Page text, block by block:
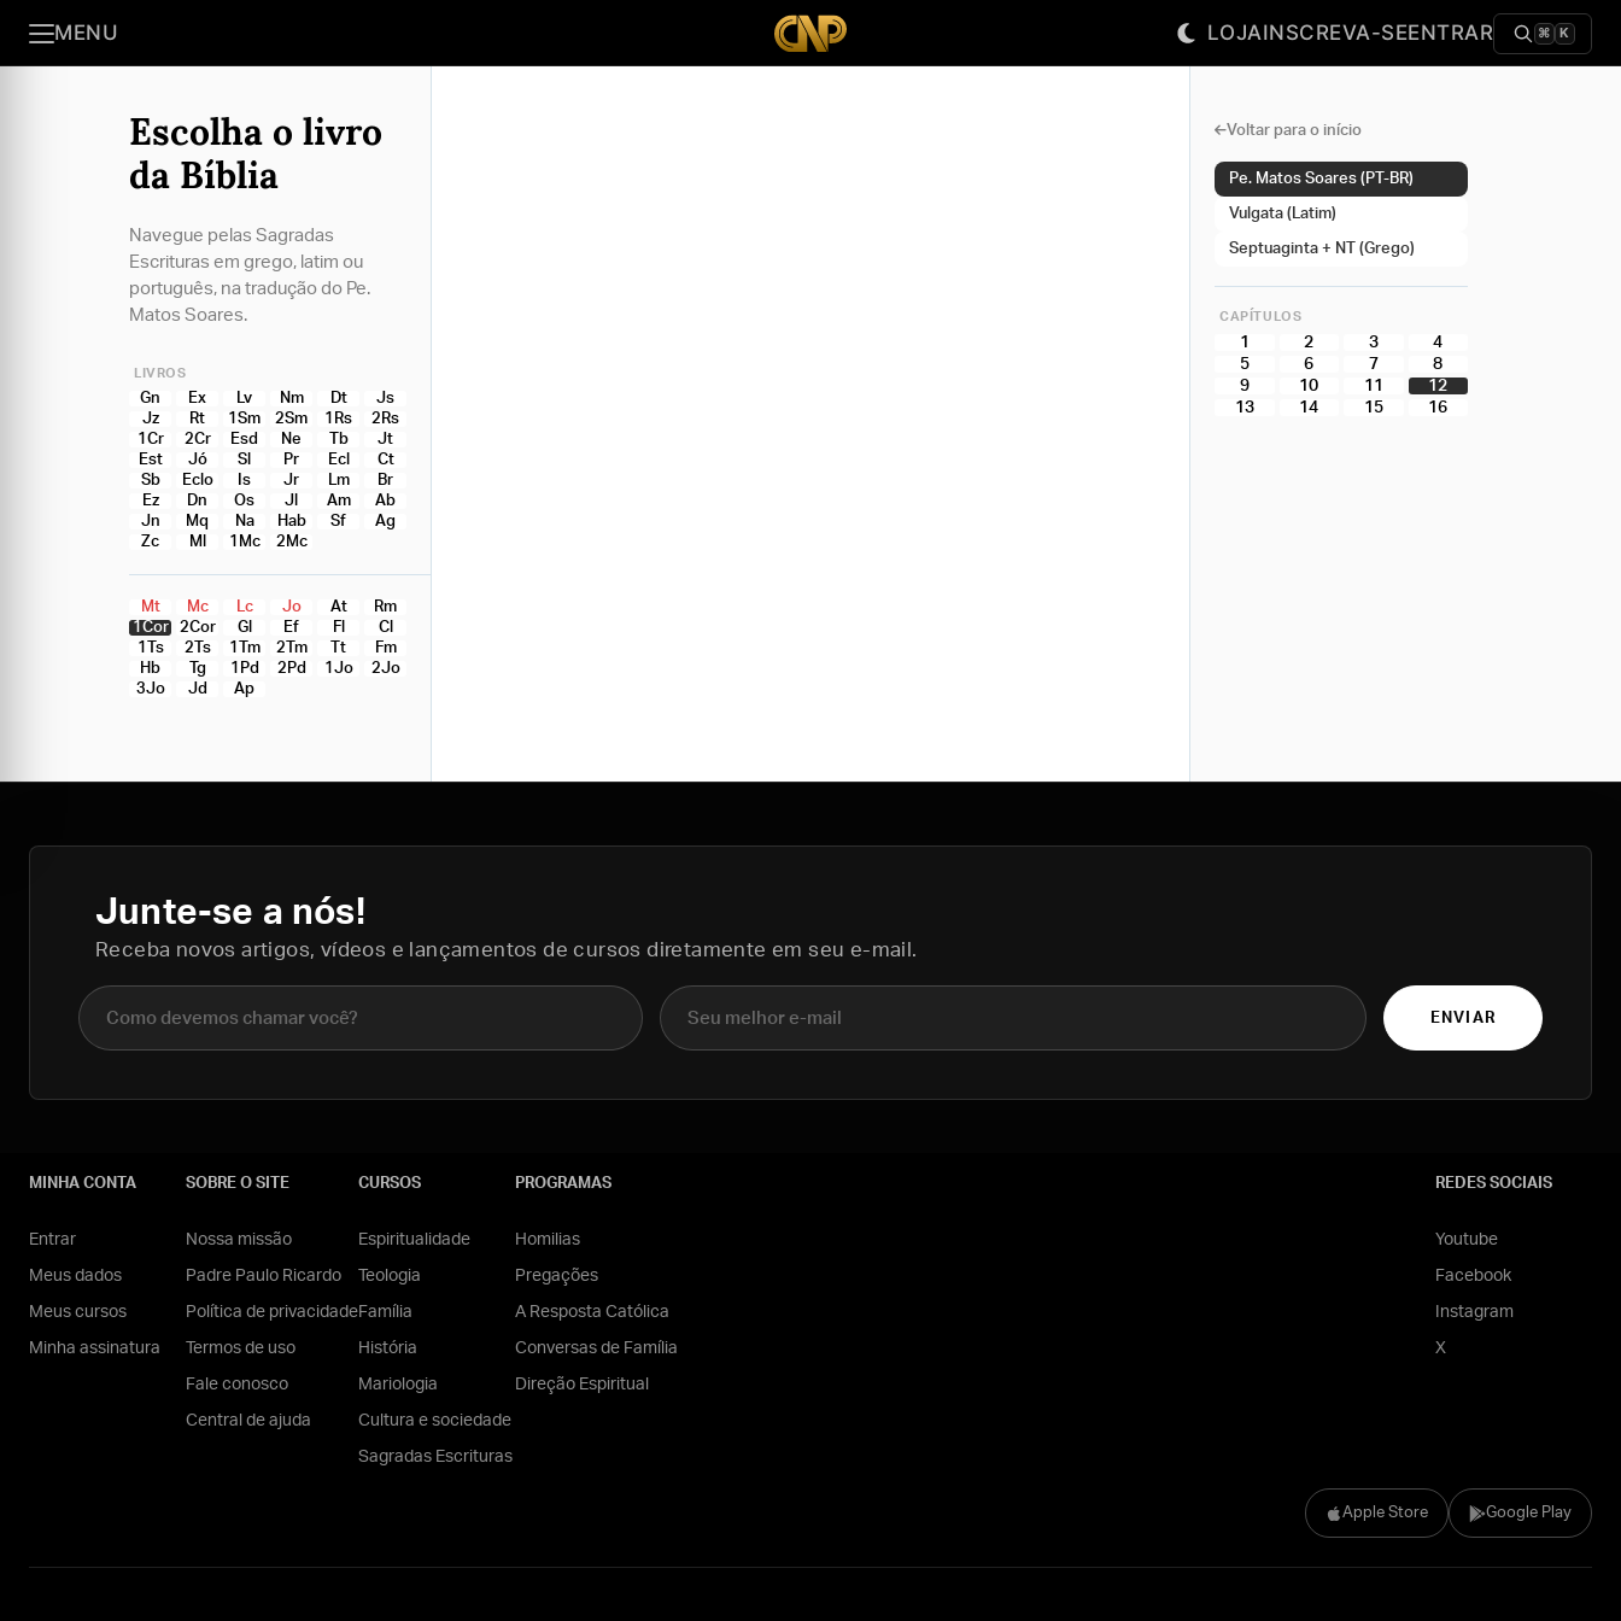
MENU LOJAINSCREVA-SEENTRAR ⌘ K
Escolha o livro
da Bíblia
Navegue pelas Sagradas
Escrituras em grego, latim ou
português, na tradução do Pe.
Matos Soares.
LIVROS
Gn Ex Lv Nm Dt
Js
Jz
Rt 1Sm 2Sm 1Rs
2Rs
1Cr
2Cr Esd Ne Tb
Jt
Est
Jó Sl Pr Ecl
Ct
Sb
Eclo Is Jr Lm
Br
Ez
Dn Os Jl Am
Ab
Jn
Mq Na Hab Sf
Ag
Zc
Ml 1Mc 2Mc
Mt Mc Lc Jo At
Rm
1Cor
2Cor Gl Ef Fl
Cl
1Ts
2Ts 1Tm 2Tm Tt
Fm
Hb
Tg 1Pd 2Pd 1Jo
2Jo
3Jo
Jd Ap
Voltar para o início
Pe. Matos Soares (PT-BR)
Vulgata (Latim)
Septuaginta + NT (Grego)
CAPÍTULOS
1 2 3
4
5
6 7
8
9
10 11
12
13
14 15 16
Junte-se a nós!
Receba novos artigos, vídeos e lançamentos de cursos diretamente em seu e-mail.
Nome completo E-mail
ENVIAR
Apple Store Google Play
MINHA CONTA
Entrar
Meus dados
Meus cursos
Minha assinatura
SOBRE O SITE
Nossa missão
Padre Paulo Ricardo
Política de privacidade
Termos de uso
Fale conosco
Central de ajuda
CURSOS
Espiritualidade
Teologia
Família
História
Mariologia
Cultura e sociedade
Sagradas Escrituras
PROGRAMAS
Homilias
Pregações
A Resposta Católica
Conversas de Família
Direção Espiritual
REDES SOCIAIS
Youtube
Facebook
Instagram
X